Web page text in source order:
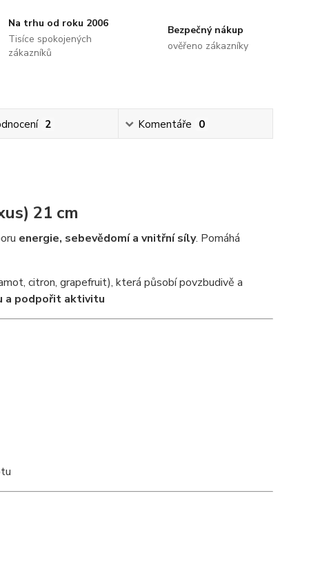
Na trhu od roku 2006
Tisíce spokojených
zákazníků
Bezpečný nákup
ověřeno zákazníky
2 Komentáře 0
21 cm
energie, sebevědomí a vnitřní síly. Pomáhá
citron, grapefruit), která působí povzbudivě a
a podpořit aktivitu